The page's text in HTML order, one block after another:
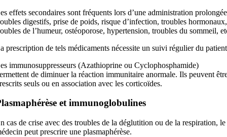
effets secondaires sont fréquents lors d’une administration
digestifs, prise de poids, risque d’infection, troubles hormonaux,
de l’humeur, ostéoporose, hypertension, troubles du sommeil,
prescription de tels médicaments nécessite un suivi régulier du
immunosuppresseurs (Azathioprine ou Cyclophosphamide)
de diminuer la réaction immunitaire anormale. Ils peuvent
seuls ou en association avec les corticoïdes.
et immunoglobulines
cas de crise avec des troubles de la déglutition ou de la respiration, le
peut prescrire une plasmaphérèse.